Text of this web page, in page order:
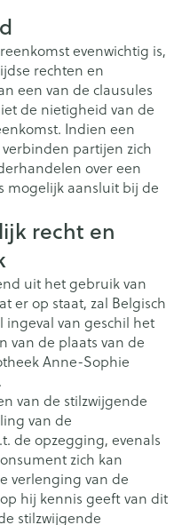
evenwichtig is,
rechten en
een van de clausules
de nietigheid van de
Indien een
partijen zich
over een
mogelijk aansluit bij de
recht en
uit het gebruik van
er op staat, zal Belgisch
ingeval van geschil het
van de plaats van de
Anne-Sophie
van de stilzwijgende
van de
de opzegging, evenals
zich kan
verlenging van de
hij kennis geeft van dit
stilzwijgende